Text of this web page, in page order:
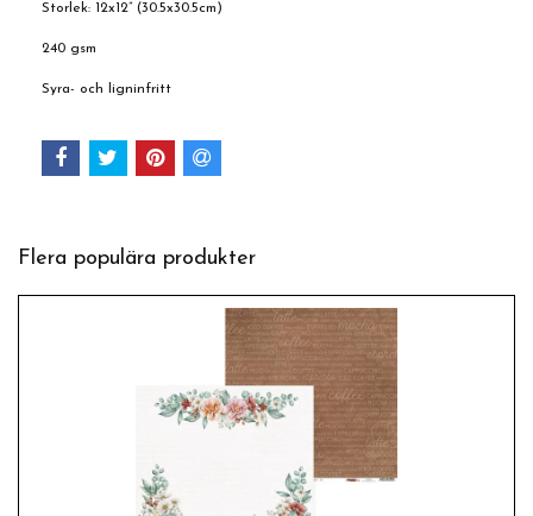
Storlek: 12x12” (30.5x30.5cm)
240 gsm
Syra- och ligninfritt
Flera populära produkter